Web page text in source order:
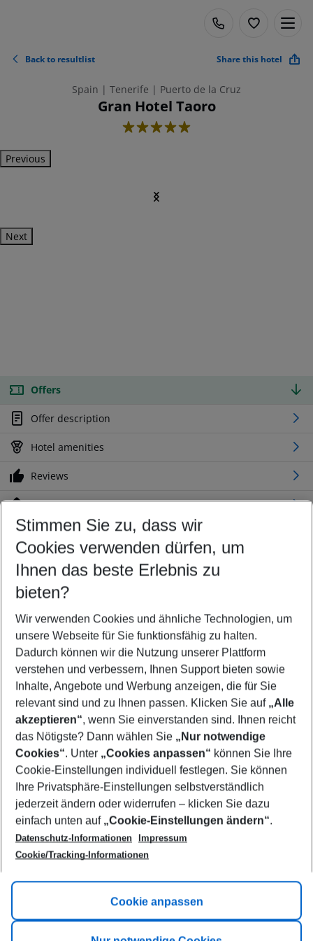
Back to resultlist Share this hotel
Spain | Tenerife | Puerto de la Cruz
Gran Hotel Taoro
5
Previous
Next
Offers
Offer description
Hotel amenities
Reviews
Location
Customize your offer
Find the perfect deal which suits your best
Your departure airport
Any airport
Select your date range
09/08/26–07/08/27 5-8 nights
Who will travel
2 adults No children
Show more filter
Footer
Footer navigation
Title A
Link A
Stimmen Sie zu, dass wir
Cookies verwenden dürfen, um
Ihnen das beste Erlebnis zu
bieten?
Wir verwenden Cookies und ähnliche Technologien, um
unsere Webseite für Sie funktionsfähig zu halten.
Dadurch können wir die Nutzung unserer Plattform
verstehen und verbessern, Ihnen Support bieten sowie
Inhalte, Angebote und Werbung anzeigen, die für Sie
relevant sind und zu Ihnen passen. Klicken Sie auf „Alle
akzeptieren“, wenn Sie einverstanden sind. Ihnen reicht
das Nötigste? Dann wählen Sie „Nur notwendige
Cookies“. Unter „Cookies anpassen“ können Sie Ihre
Cookie-Einstellungen individuell festlegen. Sie können
Ihre Privatsphäre-Einstellungen selbstverständlich
jederzeit ändern oder widerrufen – klicken Sie dazu
einfach unten auf „Cookie-Einstellungen ändern“.
Datenschutz-Informationen
Impressum
Cookie/Tracking-Informationen
Cookie anpassen